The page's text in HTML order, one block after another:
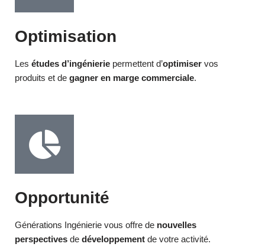
Optimisation
Les études d’ingénierie permettent d’optimiser vos
produits et de gagner en marge commerciale.
Opportunité
Générations Ingénierie vous offre de nouvelles
perspectives de développement de votre activité.